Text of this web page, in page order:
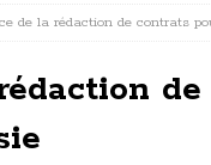
de la rédaction de contrats